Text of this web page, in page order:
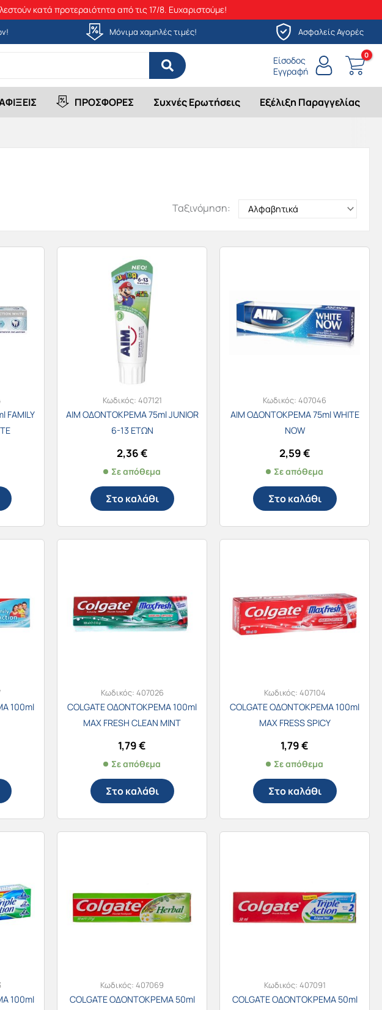
κατά προτεραιότητα από τις 17/8. Ευχαριστούμε!
Μόνιμα χαμηλές τιμές! Ασφαλείς Αγορές
Είσοδος
Εγγραφή
ΠΡΟΣΦΟΡΕΣ Συχνές Ερωτήσεις Εξέλιξη Παραγγελίας
Ταξινόμηση:
Κωδικός: 407121
AIM ΟΔΟΝΤΟΚΡΕΜΑ 75ml JUNIOR
6-13 ΕΤΩΝ
2,36€
Σε απόθεμα
Στο καλάθι
Κωδικός:407046
AIM ΟΔΟΝΤΟΚΡΕΜΑ 75ml WHITE
NOW
2,59€
Σε απόθεμα
Στο καλάθι
100ml
Κωδικός: 407026
COLGATE ΟΔΟΝΤΟΚΡΕΜΑ 100ml
MAX FRESH CLEAN MINT
1,79€
Σε απόθεμα
Στο καλάθι
Κωδικός: 407104
COLGATE ΟΔΟΝΤΟΚΡΕΜΑ 100ml
MAX FRESS SPICY
1,79€
Σε απόθεμα
Στο καλάθι
100ml
Κωδικός:407069
COLGATE ΟΔΟΝΤΟΚΡΕΜΑ 50ml
Κωδικός: 407091
COLGATE ΟΔΟΝΤΟΚΡΕΜΑ 50ml